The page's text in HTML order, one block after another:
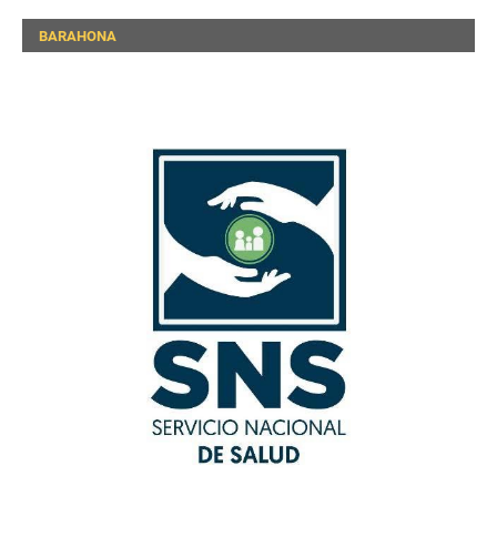
BARAHONA